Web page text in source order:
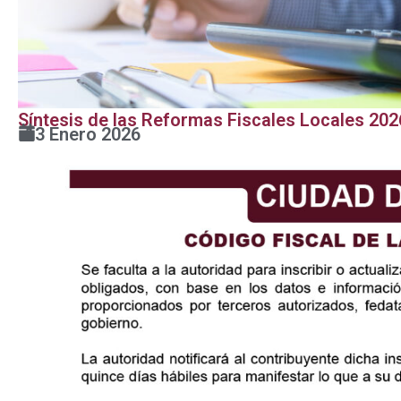
Síntesis de las Reformas Fiscales Locales
13 Enero 2026